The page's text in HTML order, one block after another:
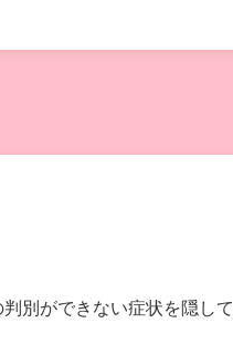
別ができない症状を隠して